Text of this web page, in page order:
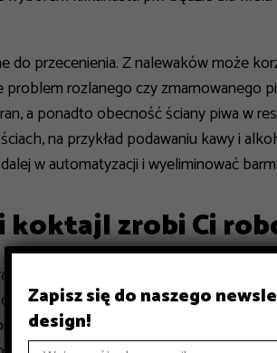
do przecenienia. Z nalewaków może
problem rozlanego czy zmarnowanego
a ponadto obecność ściany piwa w
na przykład podawaniu kawy i
w automatyzacji i wyeliminować
koktajl zrobi Ci
pierwszym skojarzeniem, jakie
w lutym tego roku zimowa olimpiada
gości obsługiwał barman – robot.
Zapisz się do naszego
design!